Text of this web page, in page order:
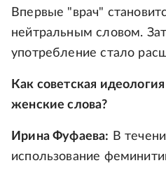
Впервые "врач"
нейтральным словом.
употребление стало
Как советская
женские слова?
Ирина Фуфаева: В
использование